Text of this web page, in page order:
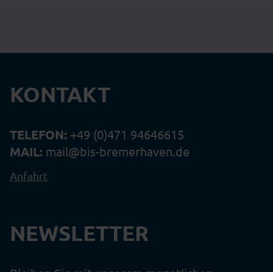
KONTAKT
TELEFON: +49 (0)471 94646615
MAIL: mail@bis-bremerhaven.de
Anfahrt
NEWSLETTER